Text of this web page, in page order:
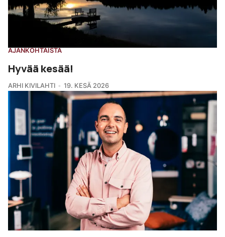
AJANKOHTAISTA
Hyvää kesää!
ARHI KIVILAHTI 19. KESÄ 2026